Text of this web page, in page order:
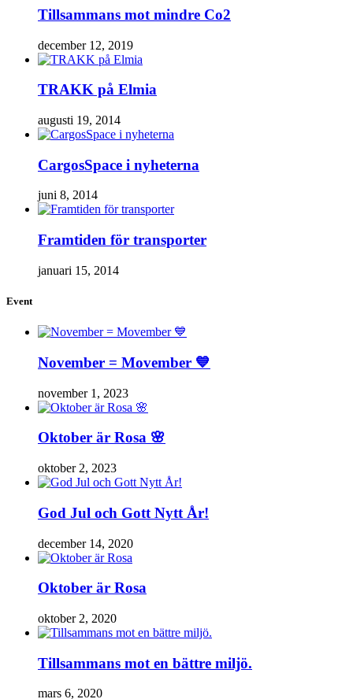
Tillsammans mot mindre Co2
december 12, 2019
TRAKK på Elmia
augusti 19, 2014
CargosSpace i nyheterna
juni 8, 2014
Framtiden för transporter
januari 15, 2014
Event
November = Movember 💙
november 1, 2023
Oktober är Rosa 🌸
oktober 2, 2023
God Jul och Gott Nytt År!
december 14, 2020
Oktober är Rosa
oktober 2, 2020
Tillsammans mot en bättre miljö.
mars 6, 2020